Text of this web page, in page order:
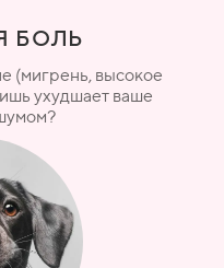
БОЛЬ
(мигрень, высокое
ухудшает ваше